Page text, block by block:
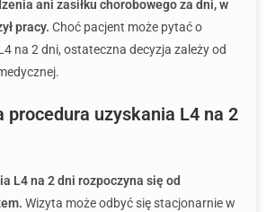
ani zasiłku chorobowego za dni, w
pracy. Choć pacjent może pytać o
na 2 dni, ostateczna decyzja zależy od
procedura uzyskania L4 na 2
L4 na 2 dni rozpoczyna się od
Wizyta może odbyć się stacjonarnie w